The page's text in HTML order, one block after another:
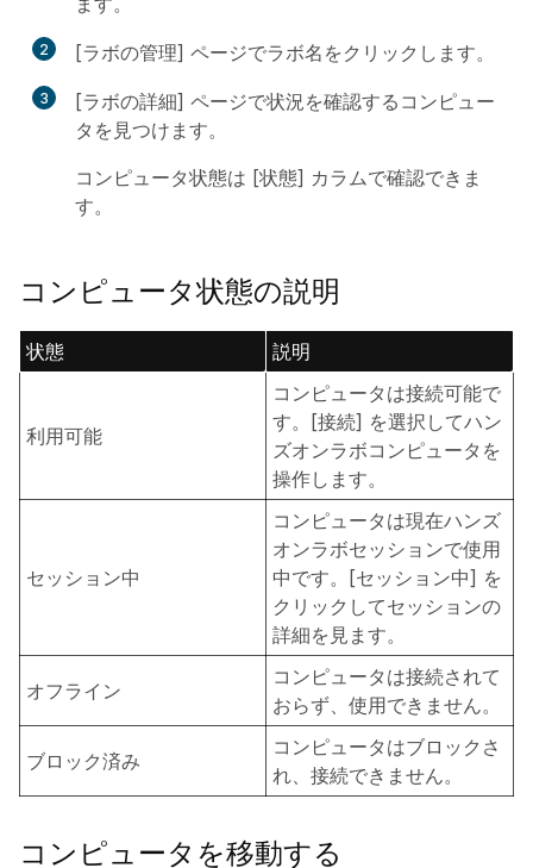
2 [ラボの管理] ページでラボ名をクリックします。
3
[ラボの詳細] ページで状況を確認するコンピュー
タを見つけます。
コンピュータ状態は [状態] カラムで確認できま
す。
コンピュータ状態の説明
状態 説明
利用可能
コンピュータは接続可能で
す。[接続] を選択してハン
ズオンラボコンピュータを
操作します。
セッション中
コンピュータは現在ハンズ
オンラボセッションで使用
中です。[セッション中] を
クリックしてセッションの
詳細を見ます。
オフライン
コンピュータは接続されて
おらず、使用できません。
ブロック済み
コンピュータはブロックさ
れ、接続できません。
コンピュータを移動する